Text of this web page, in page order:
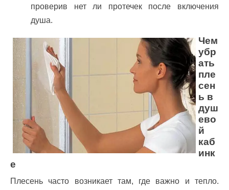
проверив нет ли протечек после включения
душа.
Чем
убр
ать
пле
сен
ь в
душ
ево
й
каб
инк
е
Плесень часто возникает там, где важно и тепло.